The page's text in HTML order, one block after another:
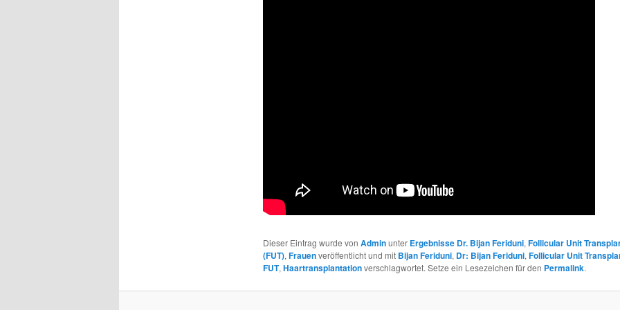
Dieser Eintrag wurde von Adminunter Ergebnisse Dr. Bijan Feriduni, Follicular Unit
(FUT), Frauenveröffentlicht und mit Bijan Feriduni, Dr: Bijan Feriduni, Follicular Unit
FUT, Haartransplantationverschlagwortet. Setze ein Lesezeichen für den Permalink.